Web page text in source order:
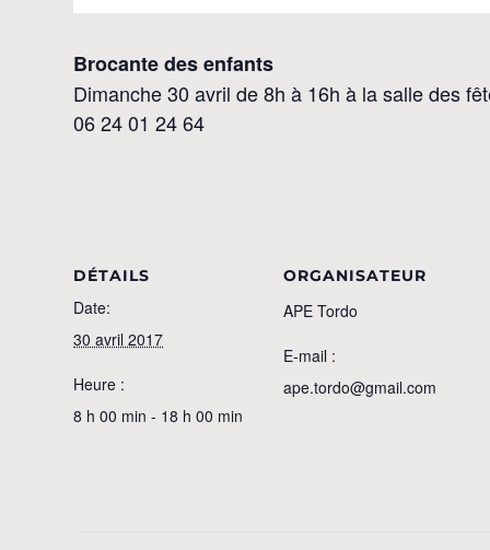
Brocante des enfants
Dimanche 30 avril de 8h à 16h à la salle des
06 24 01 24 64
DÉTAILS
Date:
30 avril 2017
Heure :
8 h 00 min - 18 h 00 min
ORGANISATEUR
APE Tordo
E-mail :
ape.tordo@gmail.com